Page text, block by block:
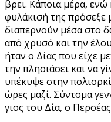
βρει. Κάποια μέρα,
φυλάκισή της πρόσεξε
διαπερνούν μέσα στο
από χρυσό και την
ήταν ο Δίας που είχε
την πλησιάσει και να
υπέκυψε στην
ώρες μαζί. Σύντομα
γιος του Δία, ο